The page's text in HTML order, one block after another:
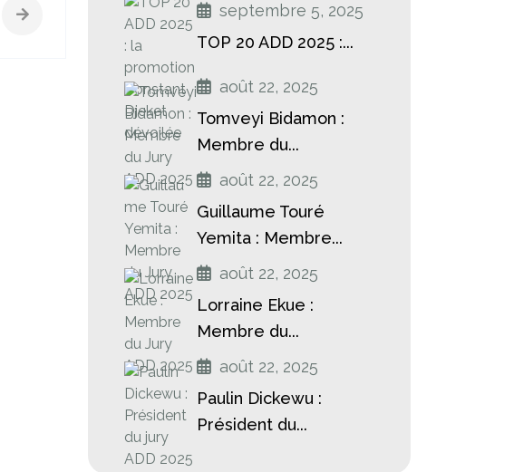
septembre 5, 2025
TOP 20 ADD 2025 :...
août 22, 2025
Tomveyi Bidamon :
Membre du...
août 22, 2025
Guillaume Touré
Yemita : Membre...
août 22, 2025
Lorraine Ekue :
Membre du...
août 22, 2025
Paulin Dickewu :
Président du...